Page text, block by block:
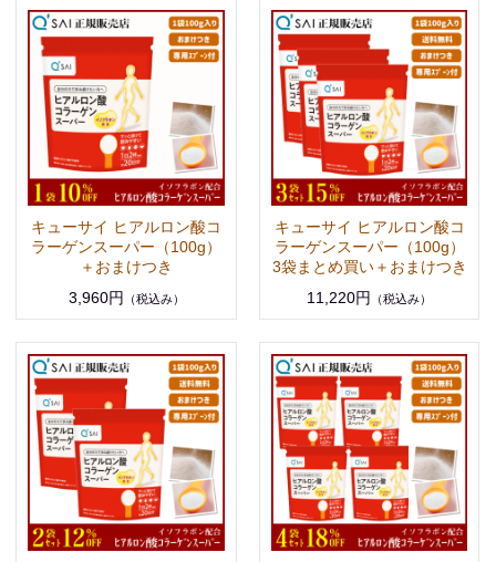
キューサイ ヒアルロン酸コ
ラーゲンスーパー（100g）
＋おまけつき
3,960円
（税込み）
キューサイ ヒアルロン酸コ
ラーゲンスーパー（100g）
3袋まとめ買い＋おまけつき
11,220円
（税込み）